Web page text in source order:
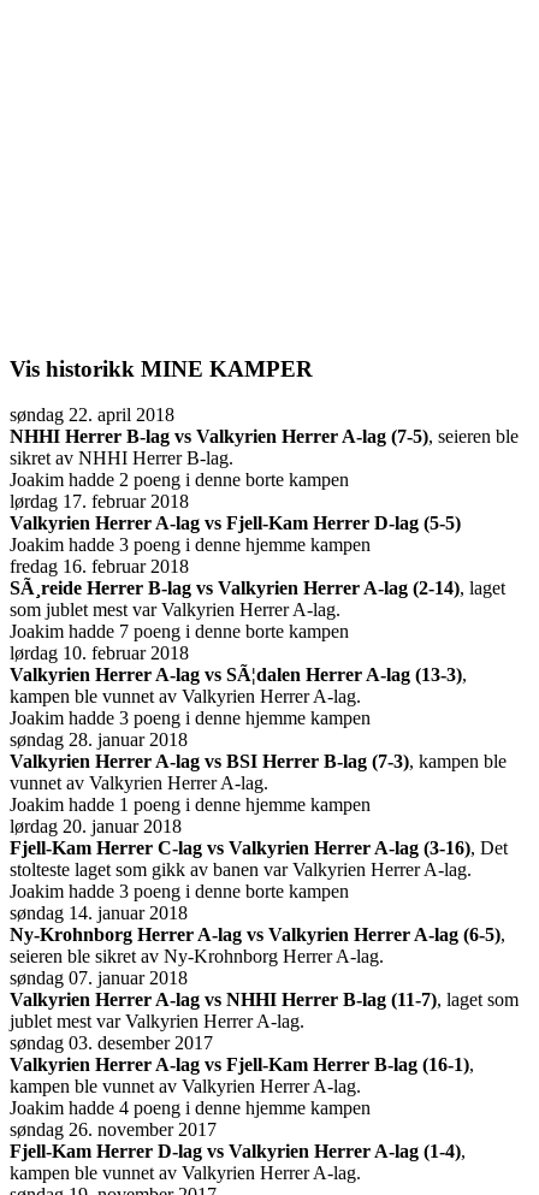
Vis historikk MINE KAMPER
søndag 22. april 2018
NHHI Herrer B-lag vs Valkyrien Herrer A-lag (7-5), seieren ble
sikret av NHHI Herrer B-lag.
Joakim hadde 2 poeng i denne borte kampen
lørdag 17. februar 2018
Valkyrien Herrer A-lag vs Fjell-Kam Herrer D-lag (5-5)
Joakim hadde 3 poeng i denne hjemme kampen
fredag 16. februar 2018
SÃ¸reide Herrer B-lag vs Valkyrien Herrer A-lag (2-14), laget
som jublet mest var Valkyrien Herrer A-lag.
Joakim hadde 7 poeng i denne borte kampen
lørdag 10. februar 2018
Valkyrien Herrer A-lag vs SÃ¦dalen Herrer A-lag (13-3),
kampen ble vunnet av Valkyrien Herrer A-lag.
Joakim hadde 3 poeng i denne hjemme kampen
søndag 28. januar 2018
Valkyrien Herrer A-lag vs BSI Herrer B-lag (7-3), kampen ble
vunnet av Valkyrien Herrer A-lag.
Joakim hadde 1 poeng i denne hjemme kampen
lørdag 20. januar 2018
Fjell-Kam Herrer C-lag vs Valkyrien Herrer A-lag (3-16), Det
stolteste laget som gikk av banen var Valkyrien Herrer A-lag.
Joakim hadde 3 poeng i denne borte kampen
søndag 14. januar 2018
Ny-Krohnborg Herrer A-lag vs Valkyrien Herrer A-lag (6-5),
seieren ble sikret av Ny-Krohnborg Herrer A-lag.
søndag 07. januar 2018
Valkyrien Herrer A-lag vs NHHI Herrer B-lag (11-7), laget som
jublet mest var Valkyrien Herrer A-lag.
søndag 03. desember 2017
Valkyrien Herrer A-lag vs Fjell-Kam Herrer B-lag (16-1),
kampen ble vunnet av Valkyrien Herrer A-lag.
Joakim hadde 4 poeng i denne hjemme kampen
søndag 26. november 2017
Fjell-Kam Herrer D-lag vs Valkyrien Herrer A-lag (1-4),
kampen ble vunnet av Valkyrien Herrer A-lag.